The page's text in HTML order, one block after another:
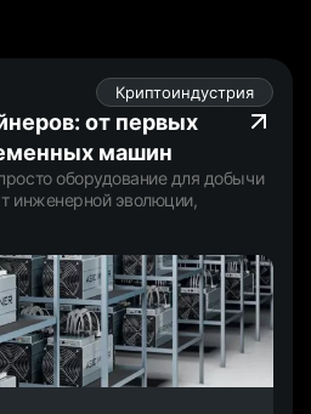
Криптоиндустрия
от первых
машин
оборудование для добычи
инженерной эволюции,